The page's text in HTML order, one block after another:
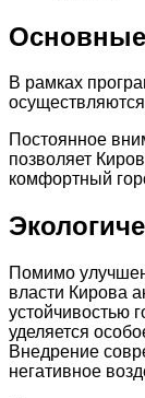
В рамках
Постоянное
позволяет
комфортный
Помимо
власти Кирова
устойчивостью
уделяется
Внедрение
негативное